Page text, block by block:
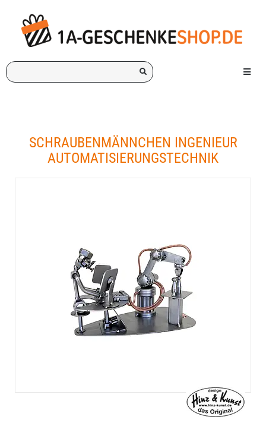
Ich
suche
Menü
SCHRAUBENMÄNNCHEN INGENIEUR
AUTOMATISIERUNGSTECHNIK